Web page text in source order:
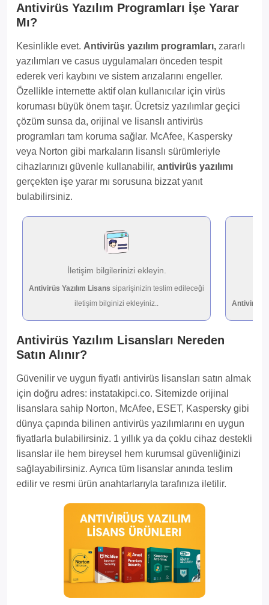
Antivirüs Yazılım Programları İşe Yarar
Mı?
Kesinlikle evet. Antivirüs yazılım programları, zararlı
yazılımları ve casus uygulamaları önceden tespit
ederek veri kaybını ve sistem arızalarını engeller.
Özellikle internette aktif olan kullanıcılar için virüs
koruması büyük önem taşır. Ücretsiz yazılımlar geçici
çözüm sunsa da, orijinal ve lisanslı antivirüs
programları tam koruma sağlar. McAfee, Kaspersky
veya Norton gibi markaların lisanslı sürümleriyle
cihazlarınızı güvenle kullanabilir, antivirüs yazılımı
gerçekten işe yarar mı sorusuna bizzat yanıt
bulabilirsiniz.
İletişim bilgilerinizi ekleyin.
Antivirüs Yazılım Lisans siparişinizin teslim edileceği
iletişim bilginizi ekleyiniz..
Antivirüs
Antivirüs Yazılım Lisansları Nereden
Satın Alınır?
Güvenilir ve uygun fiyatlı antivirüs lisansları satın almak
için doğru adres: instatakipci.co. Sitemizde orijinal
lisanslara sahip Norton, McAfee, ESET, Kaspersky gibi
dünya çapında bilinen antivirüs yazılımlarını en uygun
fiyatlarla bulabilirsiniz. 1 yıllık ya da çoklu cihaz destekli
lisanslar ile hem bireysel hem kurumsal güvenliğinizi
sağlayabilirsiniz. Ayrıca tüm lisanslar anında teslim
edilir ve resmi ürün anahtarlarıyla tarafınıza iletilir.